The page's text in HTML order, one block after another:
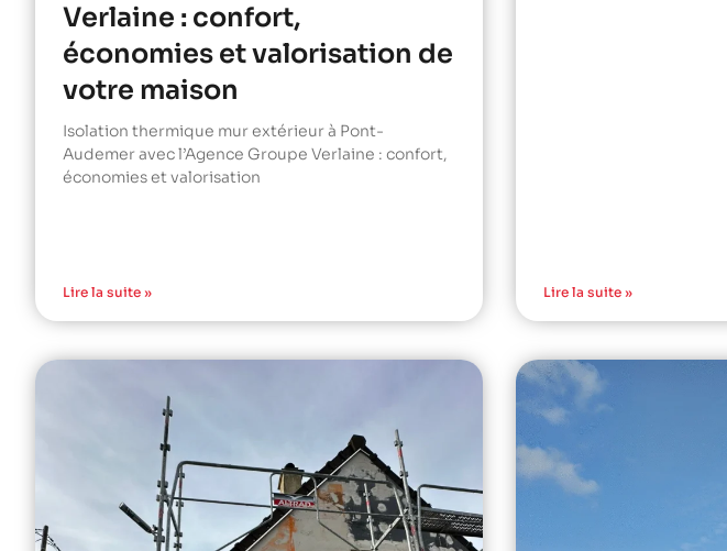
Verlaine : confort,
économies et valorisation de
votre maison
Isolation thermique mur extérieur à Pont-
Audemer avec l’Agence Groupe Verlaine : confort,
économies et valorisation
Lire la suite » Lire la suite »